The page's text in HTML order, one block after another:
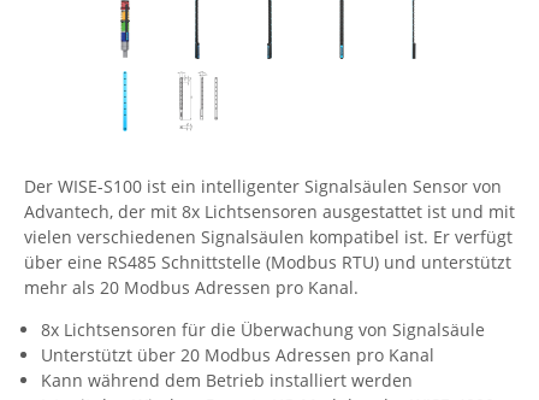
IT Netzwerktechnik / Kommunikation
Enginko - mcf88
Fokus Technologies
Guntermann & Drunck
High Sec Labs
HW group
IEC Lock
Ihse
Der WISE-S100 ist ein intelligenter Signalsäulen Sensor von
Advantech, der mit 8x Lichtsensoren ausgestattet ist und mit
vielen verschiedenen Signalsäulen kompatibel ist. Er verfügt
über eine RS485 Schnittstelle (Modbus RTU) und unterstützt
mehr als 20 Modbus Adressen pro Kanal.
8x Lichtsensoren für die Überwachung von Signalsäule
Unterstützt über 20 Modbus Adressen pro Kanal
Kann während dem Betrieb installiert werden